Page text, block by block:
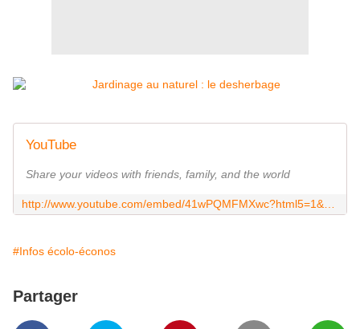
YouTube
Share your videos with friends, family, and the world
#Infos écolo-éconos
Partager